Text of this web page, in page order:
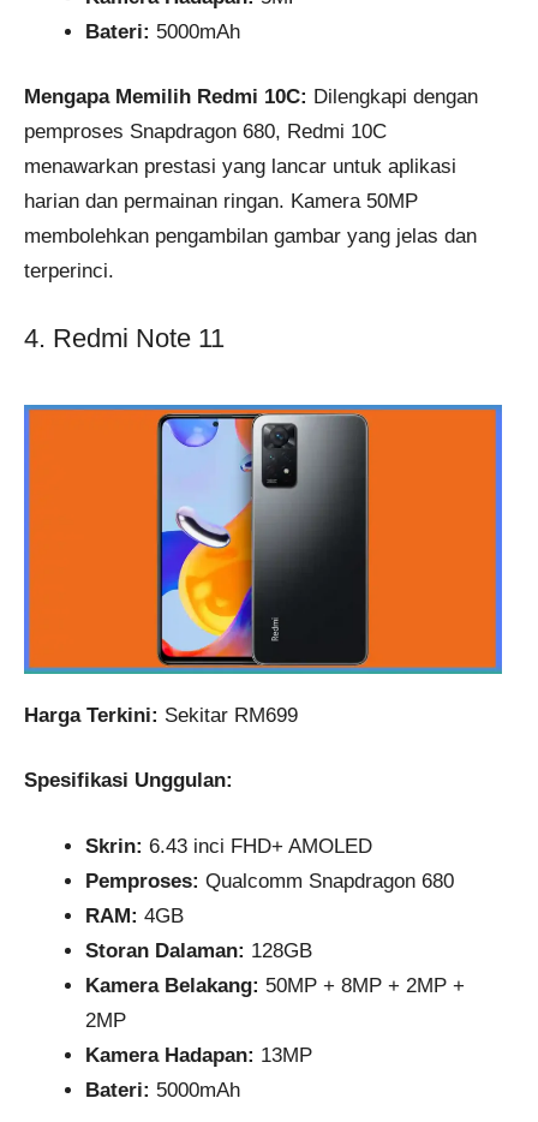
Bateri: 5000mAh
Mengapa Memilih Redmi 10C: Dilengkapi dengan
pemproses Snapdragon 680, Redmi 10C
menawarkan prestasi yang lancar untuk aplikasi
harian dan permainan ringan. Kamera 50MP
membolehkan pengambilan gambar yang jelas dan
terperinci.
4. Redmi Note 11
Harga Terkini: Sekitar RM699
Spesifikasi Unggulan:
Skrin: 6.43 inci FHD+ AMOLED
Pemproses: Qualcomm Snapdragon 680
RAM: 4GB
Storan Dalaman: 128GB
Kamera Belakang: 50MP + 8MP + 2MP +
2MP
Kamera Hadapan: 13MP
Bateri: 5000mAh